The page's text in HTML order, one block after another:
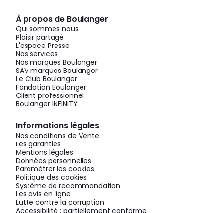
À propos de Boulanger
Qui sommes nous
Plaisir partagé
L'espace Presse
Nos services
Nos marques Boulanger
SAV marques Boulanger
Le Club Boulanger
Fondation Boulanger
Client professionnel
Boulanger INFINITY
Informations légales
Nos conditions de Vente
Les garanties
Mentions légales
Données personnelles
Paramétrer les cookies
Politique des cookies
Système de recommandation
Les avis en ligne
Lutte contre la corruption
Accessibilité : partiellement conforme